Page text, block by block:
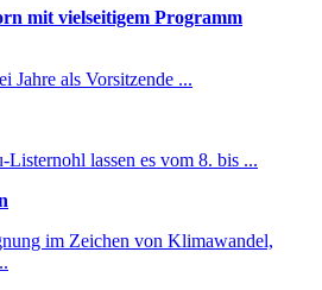
mit vielseitigem Programm
Jahre als Vorsitzende ...
lassen es vom 8. bis ...
im Zeichen von Klimawandel,